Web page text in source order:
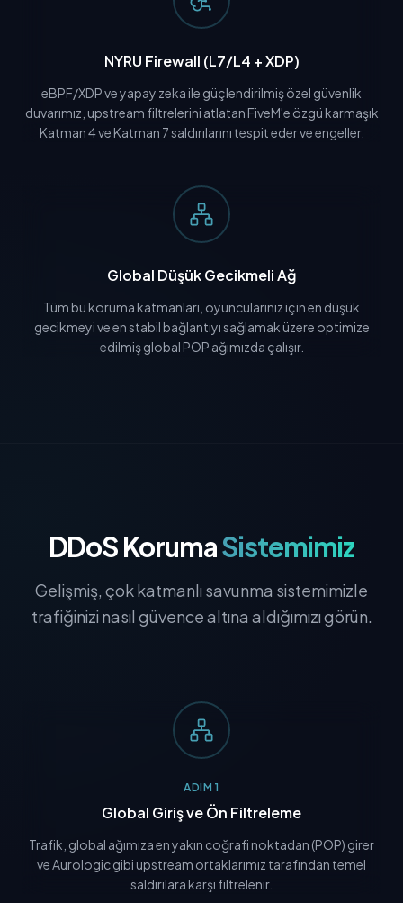
NYRU Firewall (L7/L4 + XDP)
eBPF/XDP ve yapay zeka ile güçlendirilmiş özel güvenlik
duvarımız, upstream filtrelerini atlatan FiveM'e özgü karmaşık
Katman 4 ve Katman 7 saldırılarını tespit eder ve engeller.
Global Düşük Gecikmeli Ağ
Tüm bu koruma katmanları, oyuncularınız için en düşük
gecikmeyi ve en stabil bağlantıyı sağlamak üzere optimize
edilmiş global POP ağımızda çalışır.
DDoS KorumaSistemimiz
Gelişmiş, çok katmanlı savunma sistemimizle
trafiğinizi nasıl güvence altına aldığımızı görün.
ADIM 1
Global Giriş ve Ön Filtreleme
Trafik, global ağımıza en yakın coğrafi noktadan (POP) girer
ve Aurologic gibi upstream ortaklarımız tarafından temel
saldırılara karşı filtrelenir.